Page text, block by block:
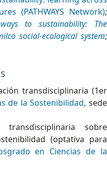
(PATHWAYS Network);
to sustainability: The
social-ecological system;
transdisciplinaria (1er
de la Sostenibilidad, sede
sobre
(optativa para
en Ciencias de la